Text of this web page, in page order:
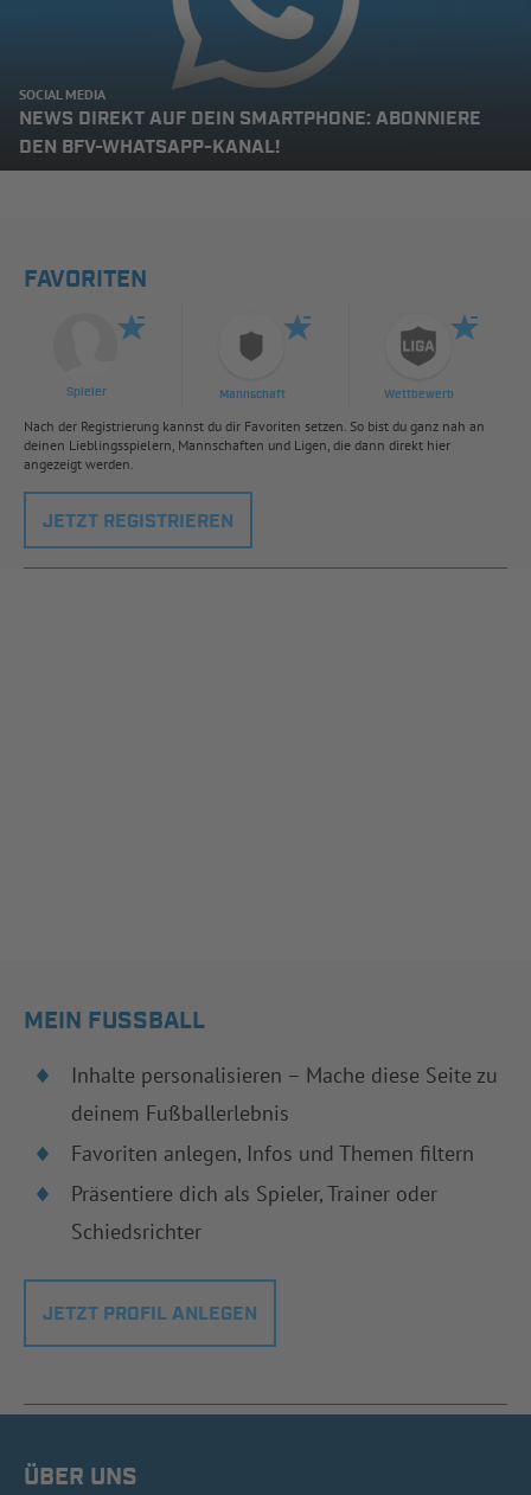
SOCIAL MEDIA
NEWS DIREKT AUF DEIN SMARTPHONE: ABONNIERE
DEN BFV-WHATSAPP-KANAL!
FAVORITEN
Spieler Mannschaft Wettbewerb
Nach der Registrierung kannst du dir Favoriten setzen. So bist du ganz nah an
deinen Lieblingsspielern, Mannschaften und Ligen, die dann direkt hier
angezeigt werden.
JETZT REGISTRIEREN
MEIN FUSSBALL
Inhalte personalisieren – Mache diese Seite zu
deinem Fußballerlebnis
Favoriten anlegen, Infos und Themen filtern
Präsentiere dich als Spieler, Trainer oder
Schiedsrichter
JETZT PROFIL ANLEGEN
ÜBER UNS